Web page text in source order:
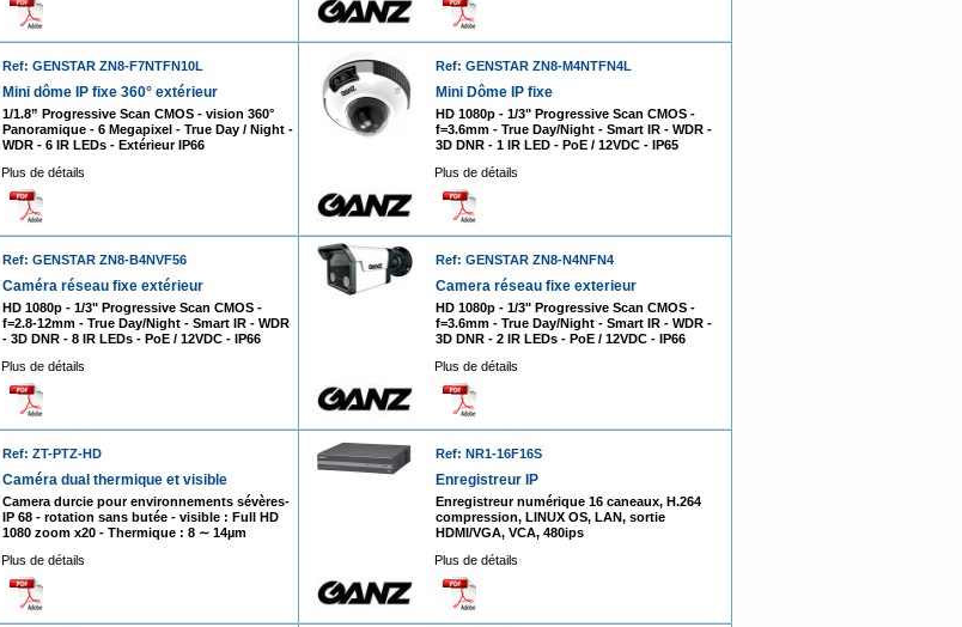
Ref: GENSTAR ZN8-F7NTFN10L
Mini dôme IP fixe 360° extérieur
1/1.8” Progressive Scan CMOS - vision 360°
Panoramique - 6 Megapixel - True Day / Night -
WDR - 6 IR LEDs - Extérieur IP66
Plus de détails
Ref: GENSTAR ZN8-M4NTFN4L
Mini Dôme IP fixe
HD 1080p - 1/3" Progressive Scan CMOS -
f=3.6mm - True Day/Night - Smart IR - WDR -
3D DNR - 1 IR LED - PoE / 12VDC - IP65
Plus de détails
Ref: GENSTAR ZN8-B4NVF56
Caméra réseau fixe extérieur
HD 1080p - 1/3" Progressive Scan CMOS -
f=2.8-12mm - True Day/Night - Smart IR - WDR
- 3D DNR - 8 IR LEDs - PoE / 12VDC - IP66
Plus de détails
Ref: GENSTAR ZN8-N4NFN4
Camera réseau fixe exterieur
HD 1080p - 1/3" Progressive Scan CMOS -
f=3.6mm - True Day/Night - Smart IR - WDR -
3D DNR - 2 IR LEDs - PoE / 12VDC - IP66
Plus de détails
Ref: ZT-PTZ-HD
Caméra dual thermique et visible
Camera durcie pour environnements sévères-
IP 68 - rotation sans butée - visible : Full HD
1080 zoom x20 - Thermique : 8 ∼ 14µm
Plus de détails
Ref: NR1-16F16S
Enregistreur IP
Enregistreur numérique 16 caneaux, H.264
compression, LINUX OS, LAN, sortie
HDMI/VGA, VCA, 480ips
Plus de détails